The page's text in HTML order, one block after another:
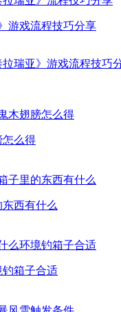
游戏流程技巧分享
怎么得
西有什么
箱子合适